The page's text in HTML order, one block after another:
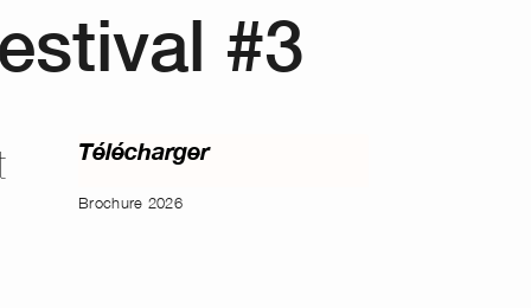
#3
Télécharger
Brochure 2026